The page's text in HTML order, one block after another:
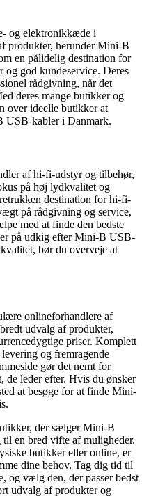
og elektronikkæde i
produkter, herunder Mini-B
en pålidelig destination for
og god kundeservice. Deres
rådgivning, når det
deres mange butikker og
over ideelle butikker at
USB-kabler i Danmark.
af hi-fi-udstyr og tilbehør,
på høj lydkvalitet og
destination for hi-fi-
på rådgivning og service,
med at finde den bedste
på udkig efter Mini-B USB-
bør du overveje at
onlineforhandlere af
udvalg af produkter,
priser. Komplett
og fremragende
gør det nemt for
de leder efter. Hvis du ønsker
at besøge for at finde Mini-
der sælger Mini-B
en bred vifte af muligheder.
butikker eller online, er
dine behov. Tag dig tid til
og vælg den, der passer bedst
udvalg af produkter og